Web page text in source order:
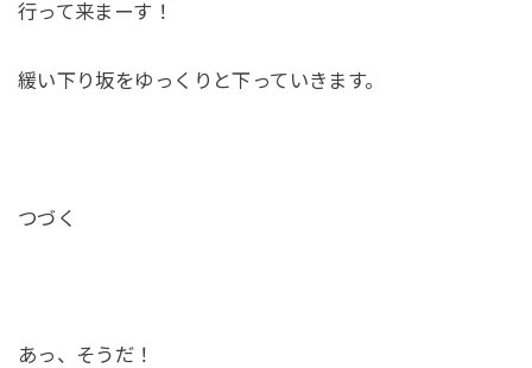
行って来まーす！
緩い下り坂をゆっくりと下っていきます。
つづく
あっ、そうだ！